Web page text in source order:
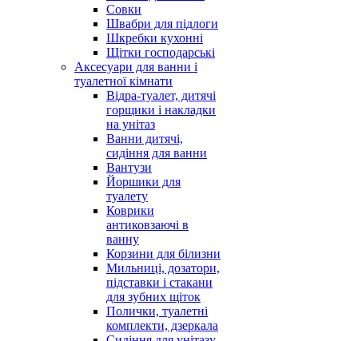
Совки
Швабри для підлоги
Шкребки кухонні
Щітки господарські
Аксесуари для ванни і
туалетної кімнати
Відра-туалет, дитячі
горщики і накладки
на унітаз
Ванни дитячі,
сидіння для ванни
Вантузи
Йоршики для
туалету
Коврики
антиковзаючі в
ванну
Корзини для білизни
Мильниці, дозатори,
підставки і стакани
для зубних щіток
Полички, туалетні
комплекти, дзеркала